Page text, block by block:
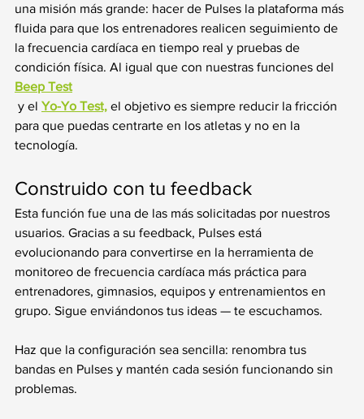
una misión más grande: hacer de Pulses la plataforma más
fluida para que los entrenadores realicen seguimiento de
la frecuencia cardíaca en tiempo real y pruebas de
condición física. Al igual que con nuestras funciones del
Beep Test
y el Yo-Yo Test, el objetivo es siempre reducir la fricción
para que puedas centrarte en los atletas y no en la
tecnología.
Construido con tu feedback
Esta función fue una de las más solicitadas por nuestros
usuarios. Gracias a su feedback, Pulses está
evolucionando para convertirse en la herramienta de
monitoreo de frecuencia cardíaca más práctica para
entrenadores, gimnasios, equipos y entrenamientos en
grupo. Sigue enviándonos tus ideas — te escuchamos.
Haz que la configuración sea sencilla: renombra tus
bandas en Pulses y mantén cada sesión funcionando sin
problemas.